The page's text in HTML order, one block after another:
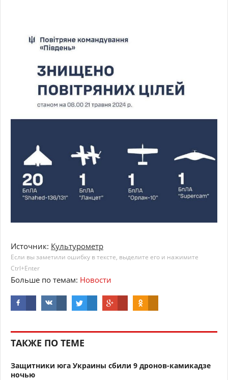
Источник: Культурометр
Если вы заметили ошибку в тексте, выделите его и нажимите
Ctrl+Enter
Больше по темам: Новости
ТАКЖЕ ПО ТЕМЕ
Защитники юга Украины сбили 9 дронов-камикадзе
ночью